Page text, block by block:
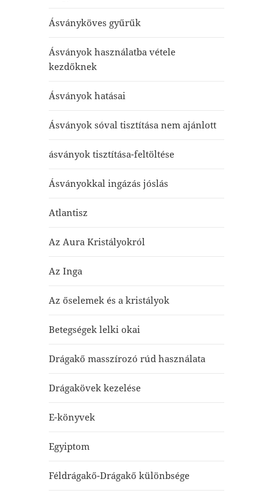
Ásványköves gyűrűk
Ásványok használatba vétele
kezdőknek
Ásványok hatásai
Ásványok sóval tisztítása nem ajánlott
ásványok tisztítása-feltöltése
Ásványokkal ingázás jóslás
Atlantisz
Az Aura Kristályokról
Az Inga
Az őselemek és a kristályok
Betegségek lelki okai
Drágakő masszírozó rúd használata
Drágakövek kezelése
E-könyvek
Egyiptom
Féldrágakő-Drágakő különbsége